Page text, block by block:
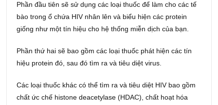
Phần đầu tiên sẽ sử dụng các loại thuốc để làm cho các tế
bào trong ổ chứa HIV nhân lên và biểu hiện các protein
giống như một tín hiệu cho hệ thống miễn dịch của bạn.
Phần thứ hai sẽ bao gồm các loại thuốc phát hiện các tín
hiệu protein đó, sau đó tìm ra và tiêu diệt virus.
Các loại thuốc khác có thể tìm ra và tiêu diệt HIV bao gồm
chất ức chế histone deacetylase (HDAC), chất hoạt hóa